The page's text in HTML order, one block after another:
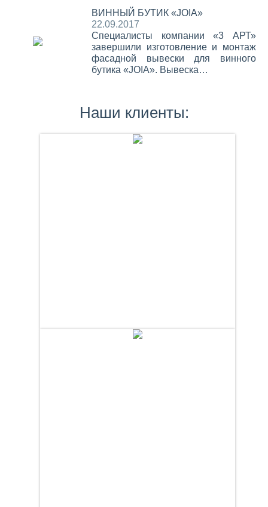
ВИННЫЙ БУТИК «JOIA»
22.09.2017
Специалисты компании «3 АРТ»
завершили изготовление и монтаж
фасадной вывески для винного
бутика «JOIA». Вывеска…
Наши клиенты: